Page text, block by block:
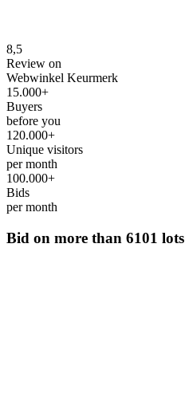
8,5
Review on
Webwinkel Keurmerk
15.000+
Buyers
before you
120.000+
Unique visitors
per month
100.000+
Bids
per month
Bid on more than 6101 lots